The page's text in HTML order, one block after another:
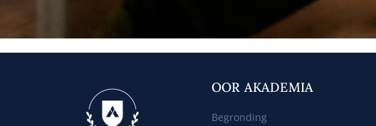
OOR AKADEMIA
Begronding